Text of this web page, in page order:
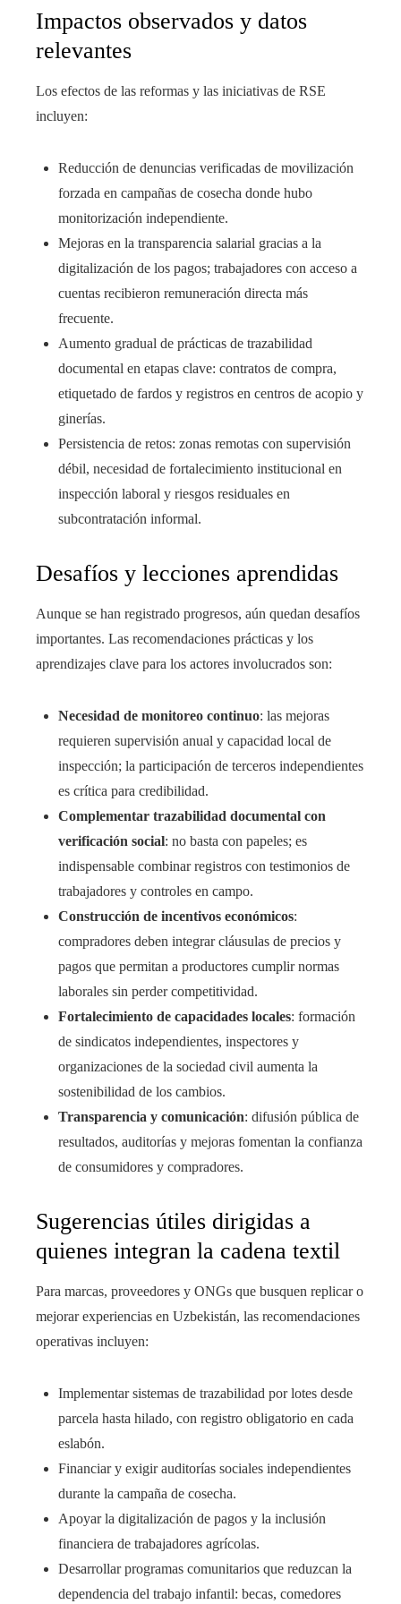
Impactos observados y datos
relevantes
Los efectos de las reformas y las iniciativas de RSE
incluyen:
Reducción de denuncias verificadas de movilización
forzada en campañas de cosecha donde hubo
monitorización independiente.
Mejoras en la transparencia salarial gracias a la
digitalización de los pagos; trabajadores con acceso a
cuentas recibieron remuneración directa más
frecuente.
Aumento gradual de prácticas de trazabilidad
documental en etapas clave: contratos de compra,
etiquetado de fardos y registros en centros de acopio y
ginerías.
Persistencia de retos: zonas remotas con supervisión
débil, necesidad de fortalecimiento institucional en
inspección laboral y riesgos residuales en
subcontratación informal.
Desafíos y lecciones aprendidas
Aunque se han registrado progresos, aún quedan desafíos
importantes. Las recomendaciones prácticas y los
aprendizajes clave para los actores involucrados son:
Necesidad de monitoreo continuo: las mejoras
requieren supervisión anual y capacidad local de
inspección; la participación de terceros independientes
es crítica para credibilidad.
Complementar trazabilidad documental con
verificación social: no basta con papeles; es
indispensable combinar registros con testimonios de
trabajadores y controles en campo.
Construcción de incentivos económicos:
compradores deben integrar cláusulas de precios y
pagos que permitan a productores cumplir normas
laborales sin perder competitividad.
Fortalecimiento de capacidades locales: formación
de sindicatos independientes, inspectores y
organizaciones de la sociedad civil aumenta la
sostenibilidad de los cambios.
Transparencia y comunicación: difusión pública de
resultados, auditorías y mejoras fomentan la confianza
de consumidores y compradores.
Sugerencias útiles dirigidas a
quienes integran la cadena textil
Para marcas, proveedores y ONGs que busquen replicar o
mejorar experiencias en Uzbekistán, las recomendaciones
operativas incluyen:
Implementar sistemas de trazabilidad por lotes desde
parcela hasta hilado, con registro obligatorio en cada
eslabón.
Financiar y exigir auditorías sociales independientes
durante la campaña de cosecha.
Apoyar la digitalización de pagos y la inclusión
financiera de trabajadores agrícolas.
Desarrollar programas comunitarios que reduzcan la
dependencia del trabajo infantil: becas, comedores